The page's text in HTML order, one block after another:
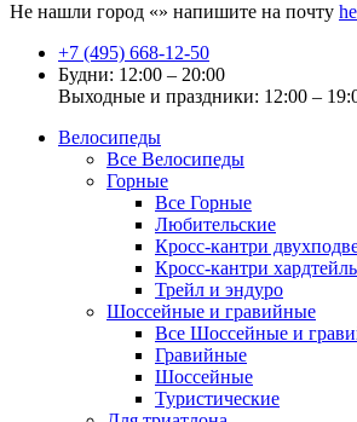
Не нашли город «» напишите на почту
+7 (495) 668-12-50
Будни: 12:00 – 20:00
Выходные и праздники: 12:00 –
Велосипеды
Все Велосипеды
Горные
Все Горные
Любительские
Кросс-кантри
Кросс-кантри
Трейл и эндуро
Шоссейные и гравийные
Все Шоссейные и
Гравийные
Шоссейные
Туристические